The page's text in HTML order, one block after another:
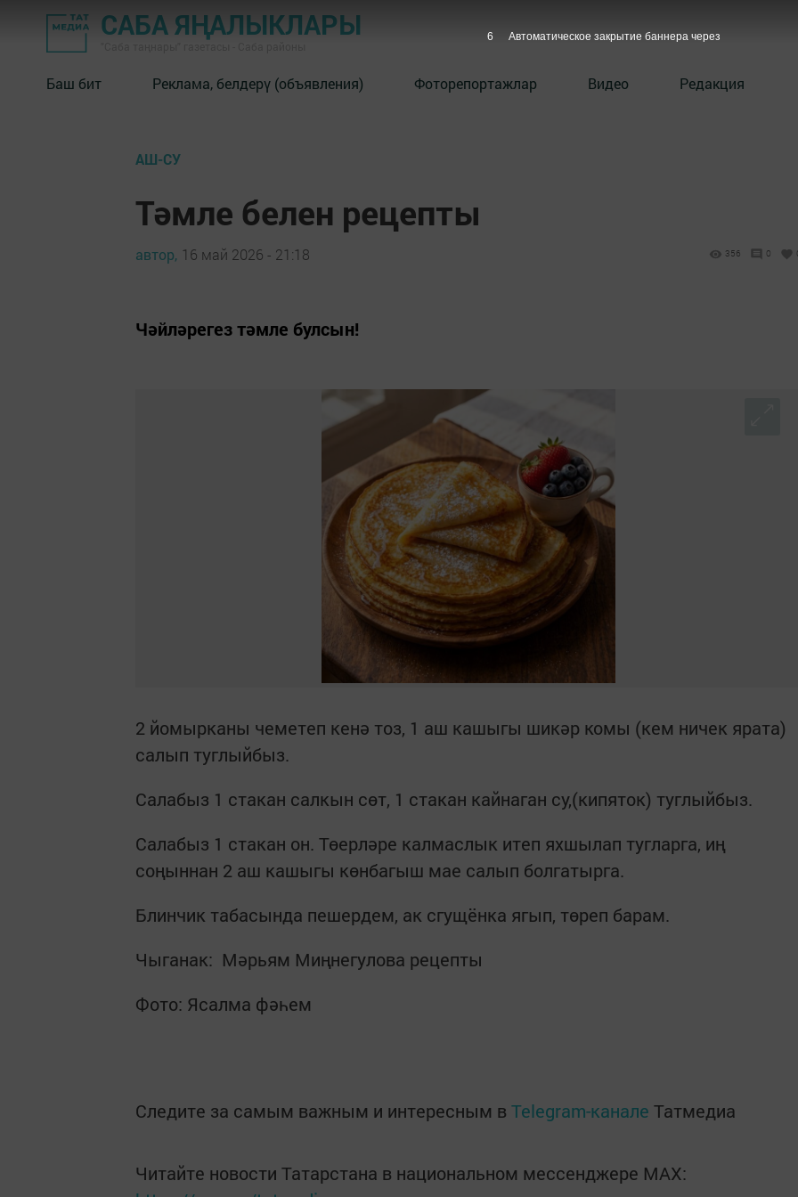
САБА ЯҢАЛЫКЛАРЫ
Баш бит Реклама, белдерү (объявления) Фоторепортажлар Видео Редакция
АШ-СУ
Тәмле белен рецепты
автор, 16 май 2026 - 21:18 356 0
Чәйләрегез тәмле булсын!
2 йомырканы чеметеп кенә тоз, 1 аш кашыгы шикәр комы (кем ничек ярата)
салып туглыйбыз.
Салабыз 1 стакан салкын сөт, 1 стакан кайнаган су,(кипяток) туглыйбыз.
Салабыз 1 стакан он. Төерләре калмаслык итеп яхшылап тугларга, иң
соңыннан 2 аш кашыгы көнбагыш мае салып болгатырга.
Блинчик табасында пешердем, ак сгущёнка ягып, төреп барам.
Чыганак: Мәрьям Миңнегулова рецепты
Фото: Ясалма фәһем
Следите за самым важным и интересным в Telegram-канале Татмедиа
Читайте новости Татарстана в национальном мессенджере MАХ:
5 Автоматическое закрытие баннера через